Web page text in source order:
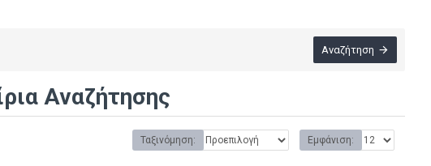
Αναζήτηση
Αναζήτησης
Ταξινόμηση: Εμφάνιση: